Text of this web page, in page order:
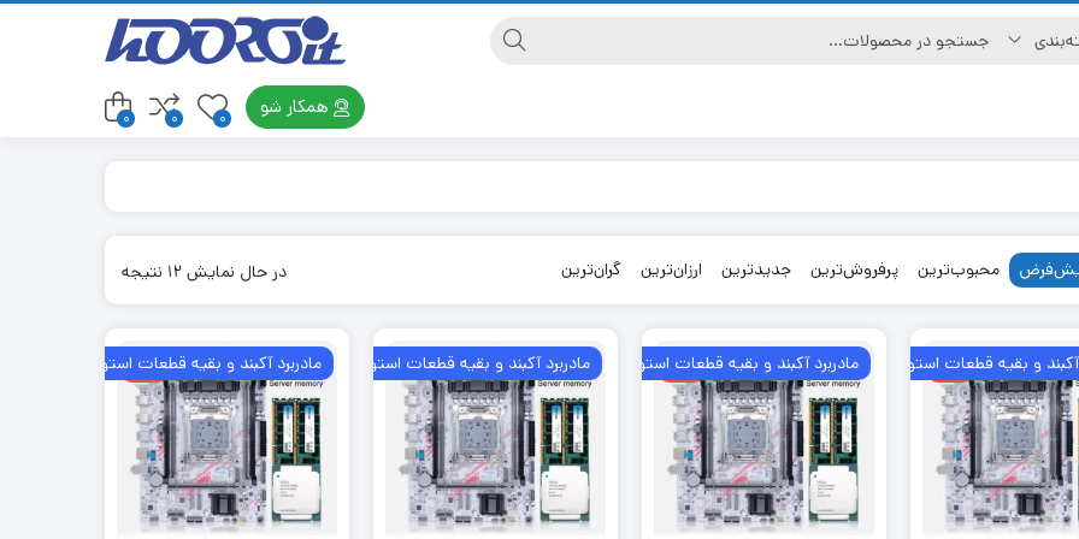
همکار شو 0
0
0
محبوب‌ترین پرفروش‌ترین جدیدترین ارزان‌ترین گران‌ترین در حال نمایش 12 نتیجه
٪3
آکبند و بقیه قطعات استوک ٪3
مادربرد آکبند و بقیه قطعات استوک مادربرد آکبند و بقیه قطعات استوک ٪8
مادربرد آکبند و بقیه قطعات استوک